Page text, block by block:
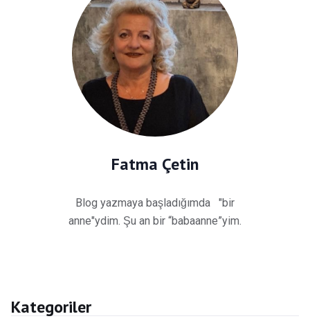
Fatma Çetin
Blog yazmaya başladığımda "bir
anne"ydim. Şu an bir “babaanne”yim.
Kategoriler